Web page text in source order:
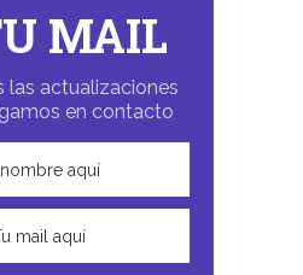
MAIL
las actualizaciones
en contacto